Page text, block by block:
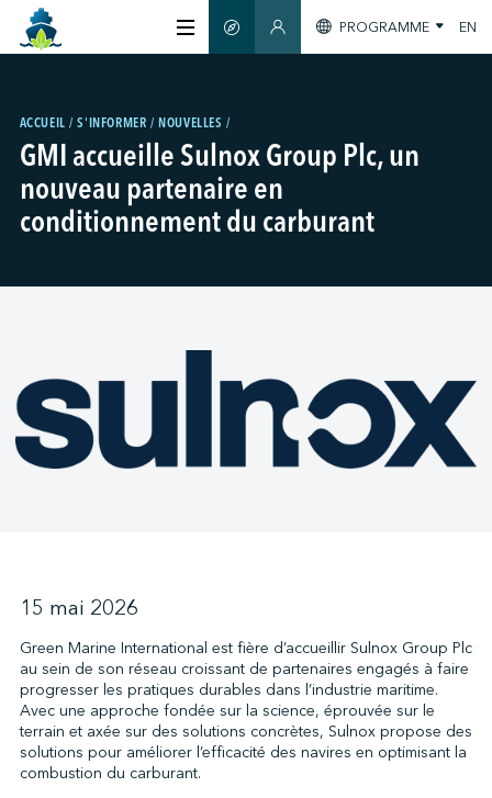
CERTIFICATION
S'INFORMER
NOUS JOINDRE
GUIDE INTELLIGENT
SECTION MEMBRES
PROGRAMME EN
ACCUEIL S'INFORMER NOUVELLES
GMI accueille Sulnox Group Plc, un
nouveau partenaire en
conditionnement du carburant
15 mai 2026
Green Marine International est fière d’accueillir Sulnox Group Plc
au sein de son réseau croissant de partenaires engagés à faire
progresser les pratiques durables dans l’industrie maritime.
Avec une approche fondée sur la science, éprouvée sur le
terrain et axée sur des solutions concrètes, Sulnox propose des
solutions pour améliorer l’efficacité des navires en optimisant la
combustion du carburant.